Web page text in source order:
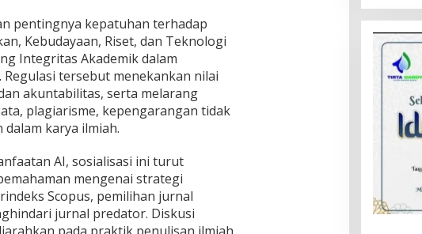
pentingnya kepatuhan terhadap
Kebudayaan, Riset, dan Teknologi
Integritas Akademik dalam
tersebut menekankan nilai
akuntabilitas, serta melarang
plagiarisme, kepengarangan tidak
karya ilmiah.
AI, sosialisasi ini turut
mengenai strategi
Scopus, pemilihan jurnal
jurnal predator. Diskusi